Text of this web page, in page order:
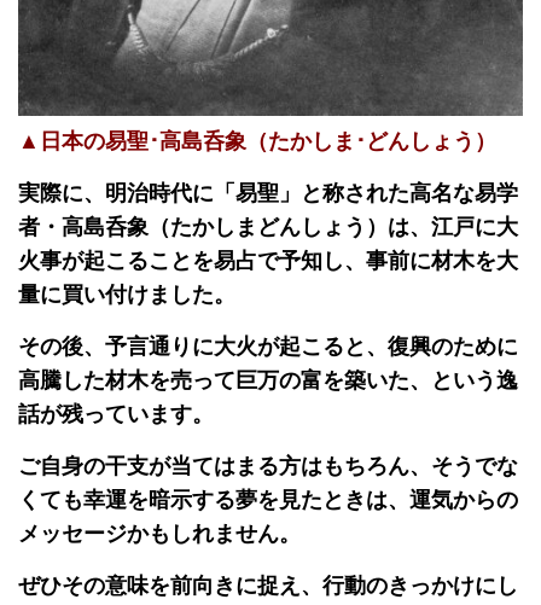
▲日本の易聖･高島呑象（たかしま･どんしょう）
実際に、明治時代に「易聖」と称された高名な易学
者・高島呑象（たかしまどんしょう）は、江戸に大
火事が起こることを易占で予知し、事前に材木を大
量に買い付けました。
その後、予言通りに大火が起こると、復興のために
高騰した材木を売って巨万の富を築いた、という逸
話が残っています。
ご自身の干支が当てはまる方はもちろん、そうでな
くても幸運を暗示する夢を見たときは、運気からの
メッセージかもしれません。
ぜひその意味を前向きに捉え、行動のきっかけにし